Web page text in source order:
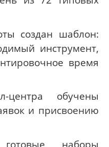
создан шаблон:
инструмент,
время
центра обучены
и присвоению
наборы